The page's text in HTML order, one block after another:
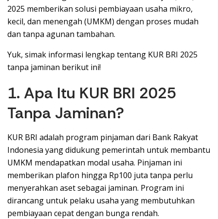
2025 memberikan solusi pembiayaan usaha mikro,
kecil, dan menengah (UMKM) dengan proses mudah
dan tanpa agunan tambahan.
Yuk, simak informasi lengkap tentang KUR BRI 2025
tanpa jaminan berikut ini!
1. Apa Itu KUR BRI 2025
Tanpa Jaminan?
KUR BRI adalah program pinjaman dari Bank Rakyat
Indonesia yang didukung pemerintah untuk membantu
UMKM mendapatkan modal usaha. Pinjaman ini
memberikan plafon hingga Rp100 juta tanpa perlu
menyerahkan aset sebagai jaminan. Program ini
dirancang untuk pelaku usaha yang membutuhkan
pembiayaan cepat dengan bunga rendah.